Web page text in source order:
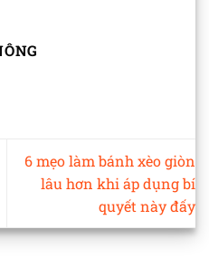
6 mẹo làm bánh xèo giòn
lâu hơn khi áp dụng bí
quyết này đấy